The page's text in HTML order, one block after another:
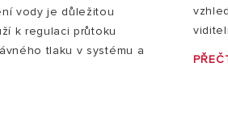
vody je důležitou
k regulaci průtoku
tlaku v systému a